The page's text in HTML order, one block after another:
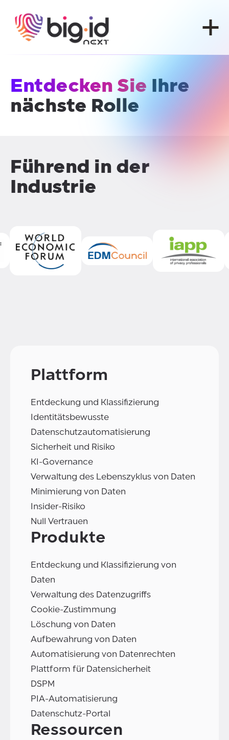
Entdecken Sie Ihre
nächste Rolle
Führend in der
Industrie
Plattform
Entdeckung und Klassifizierung
Identitätsbewusste
Datenschutzautomatisierung
Sicherheit und Risiko
KI-Governance
Verwaltung des Lebenszyklus von Daten
Minimierung von Daten
Insider-Risiko
Null Vertrauen
Produkte
Entdeckung und Klassifizierung von
Daten
Verwaltung des Datenzugriffs
Cookie-Zustimmung
Löschung von Daten
Aufbewahrung von Daten
Automatisierung von Datenrechten
Plattform für Datensicherheit
DSPM
PIA-Automatisierung
Datenschutz-Portal
Ressourcen